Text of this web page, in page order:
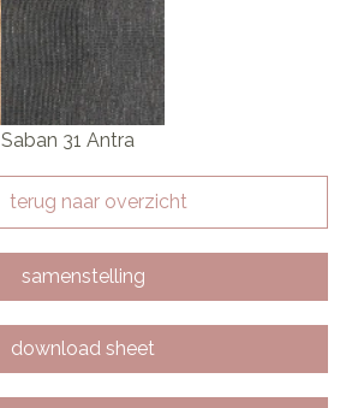
Saban 31 Antra
terug naar overzicht
samenstelling
download sheet